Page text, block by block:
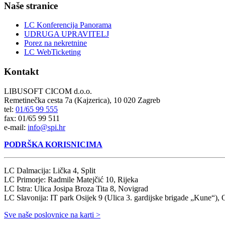
Naše stranice
LC Konferencija Panorama
UDRUGA UPRAVITELJ
Porez na nekretnine
LC WebTicketing
Kontakt
LIBUSOFT CICOM d.o.o.
Remetinečka cesta 7a (Kajzerica), 10 020 Zagreb
tel: 01/65 99 555
fax: 01/65 99 511
e-mail: info@spi.hr
PODRŠKA KORISNICIMA
LC Dalmacija: Lička 4, Split
LC Primorje: Radmile Matejčić 10, Rijeka
LC Istra: Ulica Josipa Broza Tita 8, Novigrad
LC Slavonija: IT park Osijek 9 (Ulica 3. gardijske brigade „Kune“),
Sve naše poslovnice na karti >